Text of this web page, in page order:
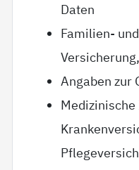
Daten
Familien-
Angaben zur